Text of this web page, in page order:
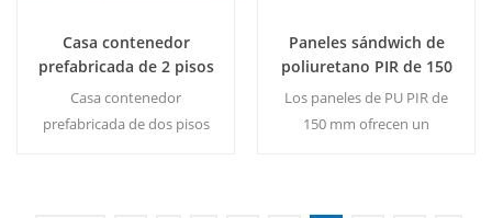
Casa contenedor
prefabricada de 2 pisos
con decoración para
vivir y vacacionar
Casa contenedor
prefabricada de dos pisos
Paneles sándwich de
poliuretano PIR de 150
mm para construcción
de acero
Los paneles de PU PIR de
150 mm ofrecen un